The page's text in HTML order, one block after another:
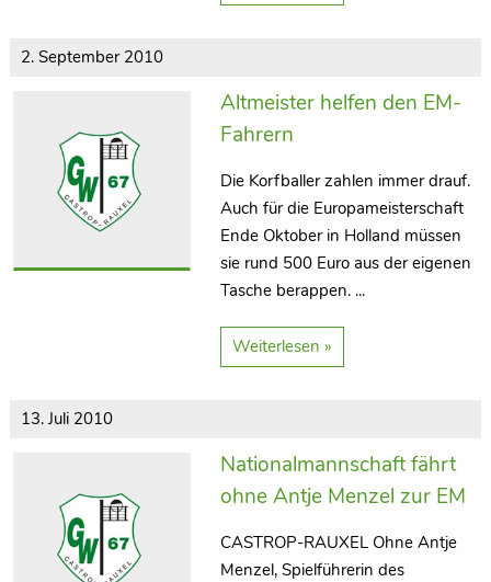
2. September 2010
Altmeister helfen den EM-
Fahrern
Die Korfballer zahlen immer drauf.
Auch für die Europameisterschaft
Ende Oktober in Holland müssen
sie rund 500 Euro aus der eigenen
Tasche berappen. ...
Weiterlesen »
13. Juli 2010
Nationalmannschaft fährt
ohne Antje Menzel zur EM
CASTROP-RAUXEL Ohne Antje
Menzel, Spielführerin des